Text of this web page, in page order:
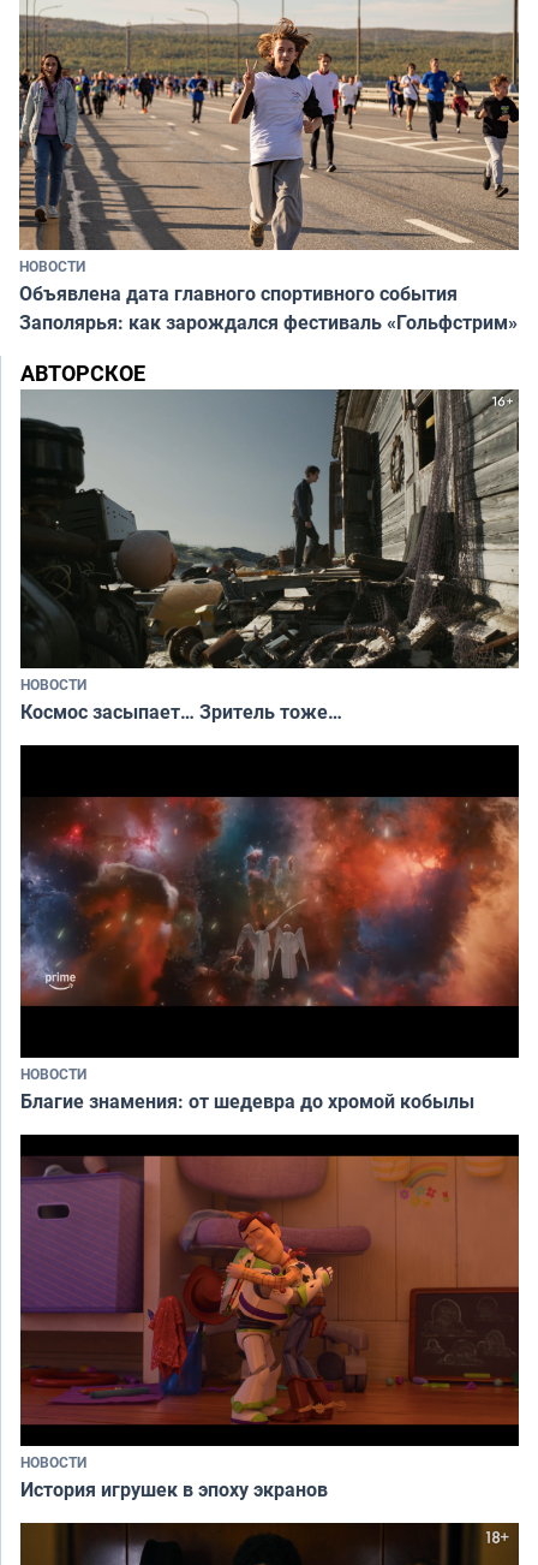
НОВОСТИ
Объявлена дата главного спортивного события
Заполярья: как зарождался фестиваль «Гольфстрим»
АВТОРСКОЕ
НОВОСТИ
Космос засыпает… Зритель тоже…
НОВОСТИ
Благие знамения: от шедевра до хромой кобылы
НОВОСТИ
История игрушек в эпоху экранов